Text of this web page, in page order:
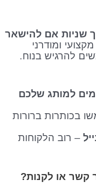
שניות אם להישאר
ומודרני
להרגיש בנוח.
למותג שלכם
בכותרות ברורות
– רוב הלקוחות